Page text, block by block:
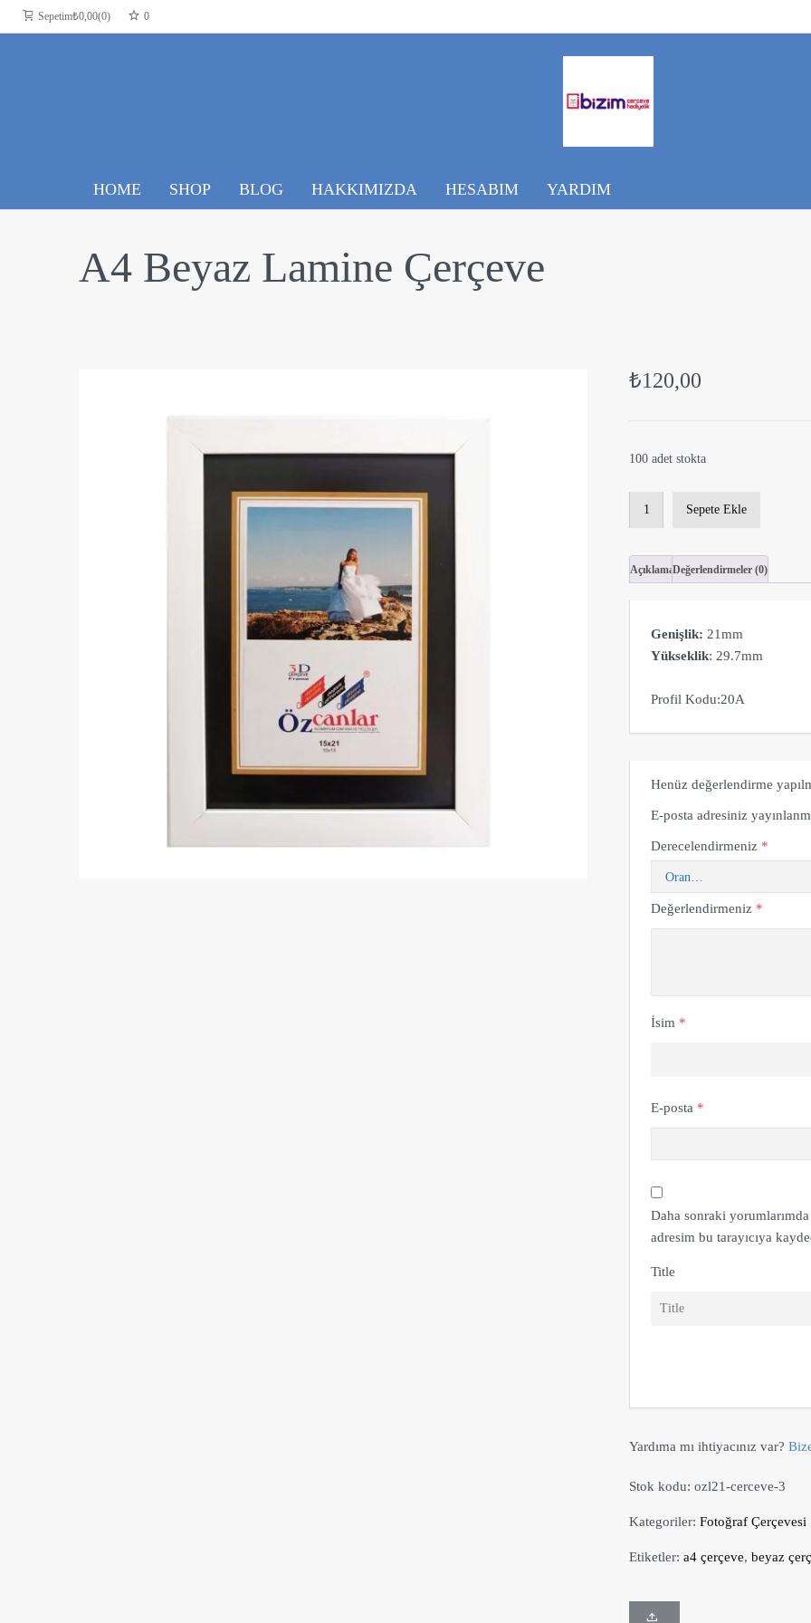
Sepetim₺0,00 0 0
HOME SHOP BLOG HAKKIMIZDA HESABIM YARDIM
A4 Beyaz Lamine Çerçeve
₺120,00
100 adet stokta
A4
Çerçeve
Sepete Ekle
AçıklamaDeğerlendirmeler (0)
Genişlik:21mm
Yükseklik: 29.7mm
Profil Kodu:20A
Henüz değerlendirme
E-posta adresiniz
Derecelendirmeniz *
Değerlendirmeniz *
İsim *
E-posta *
Daha sonraki
adresim bu tarayıcıya
Title
Yardıma mı ihtiyacınız var?
Stok kodu:ozl21-cerceve-3
Kategoriler:Fotoğraf Çerçevesi
Etiketler:a4 çerçeve,beyaz